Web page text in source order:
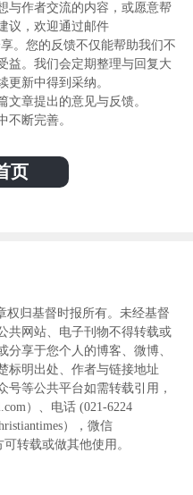
与作者交流的内容，或愿意帮
议，欢迎通过邮件
享。您的反馈不仅能帮助我们不
益。我们会定期整理与回复大
更新中得到采纳。
文章提出的意见与反馈。
不断完善。
页
权归基督时报所有。未经基督
共网站、电子刊物不得转载或
享于您个人的博客、微博、
标明出处、作者与链接地址
号等公共平台如需转载引用，
）、电话 (021-6224
），微信
转载或做其他使用。